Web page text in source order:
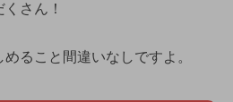
さん！
ること間違いなしですよ。